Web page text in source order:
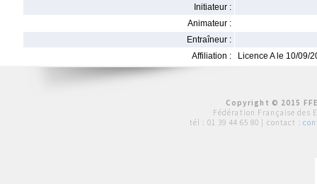
Initiateur :
Animateur :
Entraîneur :
Affiliation :
Licence A le 10/09/
Copyright © 2015
Fédération Française des
tél : 01 39 44 65 80 | contact :